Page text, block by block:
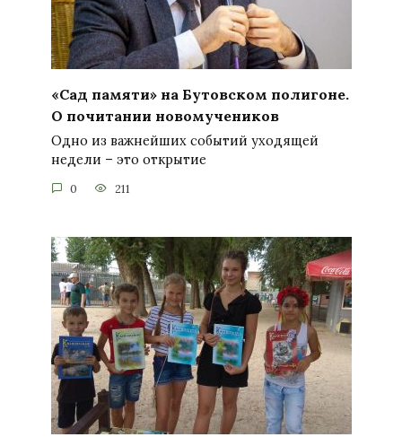
«Сад памяти» на Бутовском полигоне.
О почитании новомучеников
Одно из важнейших событий уходящей
недели – это открытие
0 211